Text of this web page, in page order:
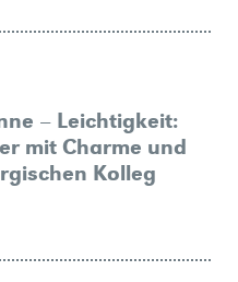
– Leichtigkeit:
mit Charme und
Kolleg